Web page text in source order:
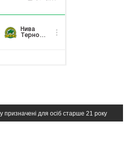
призначені для осіб старше 21 року